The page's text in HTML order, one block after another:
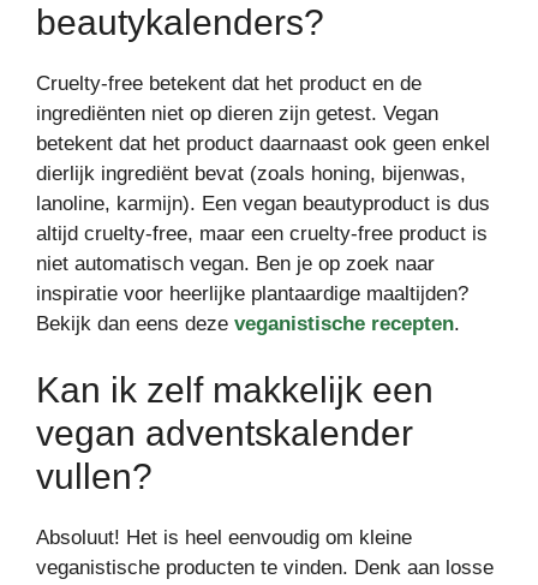
beautykalenders?
Cruelty-free betekent dat het product en de
ingrediënten niet op dieren zijn getest. Vegan
betekent dat het product daarnaast ook geen enkel
dierlijk ingrediënt bevat (zoals honing, bijenwas,
lanoline, karmijn). Een vegan beautyproduct is dus
altijd cruelty-free, maar een cruelty-free product is
niet automatisch vegan. Ben je op zoek naar
inspiratie voor heerlijke plantaardige maaltijden?
Bekijk dan eens deze veganistische recepten.
Kan ik zelf makkelijk een
vegan adventskalender
vullen?
Absoluut! Het is heel eenvoudig om kleine
veganistische producten te vinden. Denk aan losse